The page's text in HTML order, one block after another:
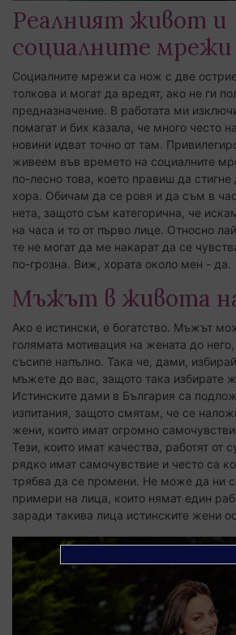
Реалният живот и
социалните мрежи
Социалните мрежи са нож с две
толкова и могат да вредят, ако не ги
предназначение. В работата ми
помагат и бих казала, че много често
новини идват точно от там.
живеем във времето на социалните
по-лесно това, което правиш да
хора. Обичам да се ровя и да съм в
нета, защото съм категорична, че
на часа и то от първо лице. Относно
те не могат да ме накарат да се
по-грозна. Виж, хората около мен - да.
Мъжът в живота
Ако е истински, е богатство. Мъжът
голямата мотивация на жената до
съсипе напълно. Така че, дами,
мъжете до вас, защото така избирате
Истинските дами в България са
изпитания, защото смятам, че се
жени, които имат огромно
Тези, които имат качества, работят от
рядко имат самочувствие и често са
трябва да се промени. Не може да ни
примери на лица, които нямат един
заради такива лица истинските жени
Вече 18 години сме на